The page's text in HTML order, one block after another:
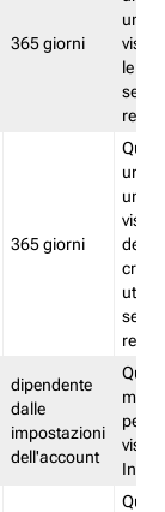
365 giorni
le
365 giorni
un
del
dipendente
dalle
impostazioni
dell'account